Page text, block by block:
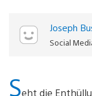
Joseph
Social
Seht die